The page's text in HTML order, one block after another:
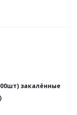
закалённые